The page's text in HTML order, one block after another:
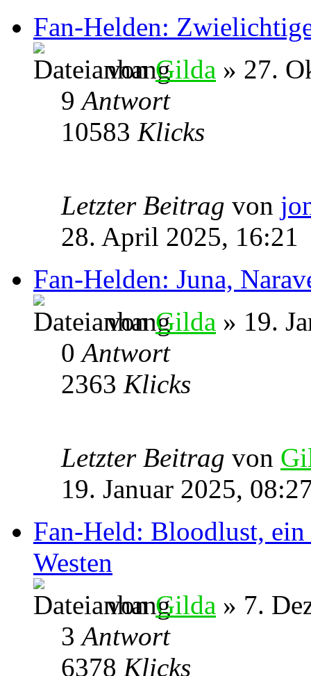
Fan-Helden:
vonGilda » 27.
9Antwort
10583 Klicks
Letzter Beitrag von
28. April 2025, 16:21
Fan-Helden: Juna,
vonGilda » 19.
0Antwort
2363 Klicks
Letzter Beitrag von
19. Januar 2025,
Fan-Held: Bloodlust, ein
Westen
vonGilda » 7.
3Antwort
6378 Klicks